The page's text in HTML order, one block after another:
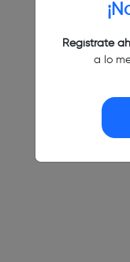
Regístrate
a lo